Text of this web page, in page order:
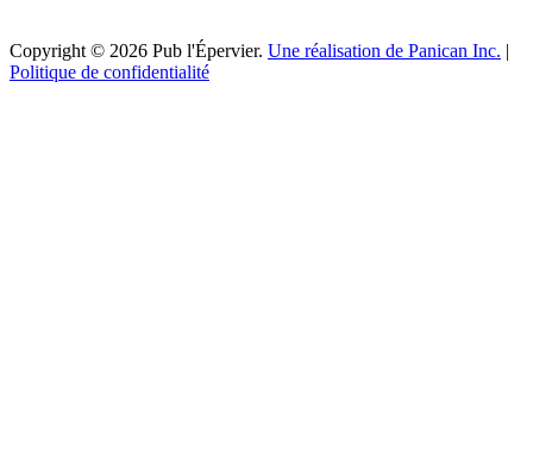
Copyright © 2026 Pub l'Épervier. Une réalisation de Panican Inc. |
Politique de confidentialité